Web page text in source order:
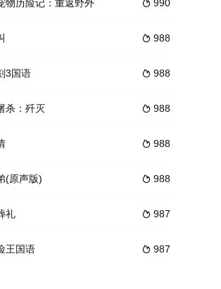
行救下，互不相识的双方慢慢擦除爱情
找到私家侦探哎吆（林子祥 饰），要求其调查胡太
 990
物历险记：重返野外
 988
 988
3国语
 988
杀：歼灭
 988
 988
(原声版)
 987
礼
 987
王国语